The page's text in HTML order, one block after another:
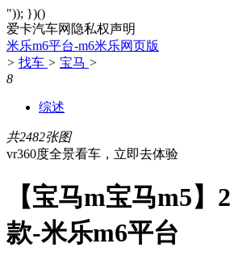
")); })()
爱卡汽车网隐私权声明
米乐m6平台-m6米乐网页版
> 找车 > 宝马 >
8
综述
共2482张图
vr360度全景看车，立即去体验
【宝马m宝马m5】
款-米乐m6平台